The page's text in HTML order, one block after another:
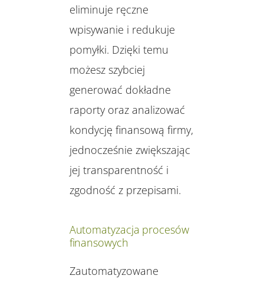
eliminuje ręczne
wpisywanie i redukuje
pomyłki. Dzięki temu
możesz szybciej
generować dokładne
raporty oraz analizować
kondycję finansową firmy,
jednocześnie zwiększając
jej transparentność i
zgodność z przepisami.
Automatyzacja procesów
finansowych
Zautomatyzowane